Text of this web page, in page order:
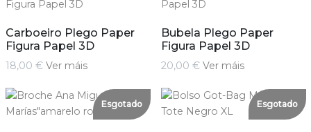
Carboeiro Plego Paper
Figura Papel 3D
18,00 € Ver máis
Bubela Plego Paper
Figura Papel 3D
20,00 € Ver máis
Esgotado Esgotado